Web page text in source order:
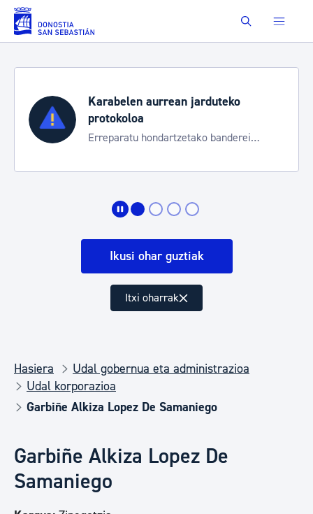
Eduki nagusira joan Buscar
Karabelen aurrean jarduteko
protokoloa
Erreparatu hondartzetako banderei
Ikusi ohar guztiak
Itxi oharrak
Hasiera
Udal gobernua eta administrazioa
Udal korporazioa
Garbiñe Alkiza Lopez De Samaniego
Garbiñe Alkiza Lopez De
Samaniego